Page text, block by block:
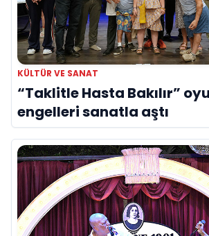
KÜLTÜR VE SANAT
“Taklitle Hasta Bakılır”
engelleri sanatla aştı